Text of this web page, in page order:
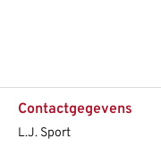
Contactgegevens
L.J. Sport